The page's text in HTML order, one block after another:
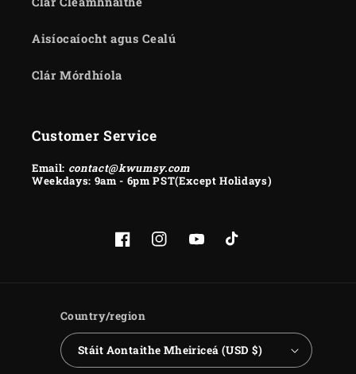
Aisíocaíocht agus Cealú
Clár Mórdhíola
Customer Service
Email: contact@kwumsy.com
Weekdays: 9am - 6pm PST(Except Holidays)
FacebookInstagramYouTubeTikTok
Country/region
Stáit Aontaithe Mheiriceá (USD $)